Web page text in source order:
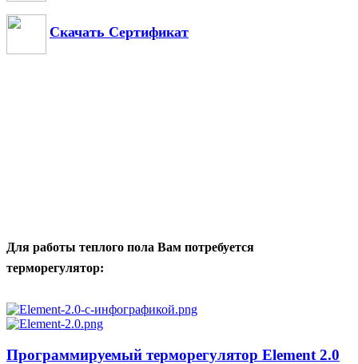
Скачать Сертификат
Для работы теплого пола Вам потребуется
терморегулятор:
Программируемый терморегулятор Element 2.0